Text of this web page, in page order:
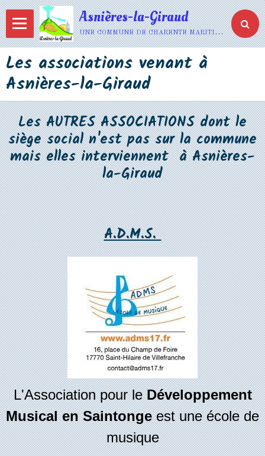
Asnières-la-Giraud
une commune de charente maritime
Les associations venant à
Asnières-la-Giraud
Les AUTRES ASSOCIATIONS dont le
siège social n'est pas sur la commune
mais elles interviennent à Asnières-
la-Giraud
A.D.M.S.
L'Association pour leDéveloppement
Musical en Saintongeest une école de
musique